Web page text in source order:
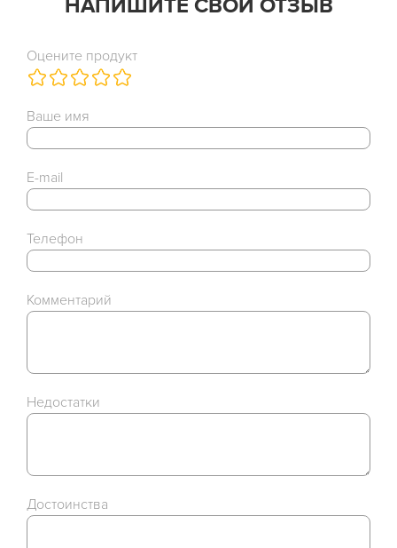
НАПИШИТЕ СВОЙ ОТЗЫВ
Оцените продукт
Ваше имя
E-mail
Телефон
Комментарий
Недостатки
Достоинства